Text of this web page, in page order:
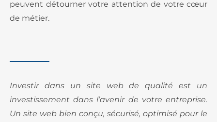
peuvent détourner votre attention de votre cœur
de métier.
Investir dans un site web de qualité est un
investissement dans l’avenir de votre entreprise.
Un site web bien conçu, sécurisé, optimisé pour le